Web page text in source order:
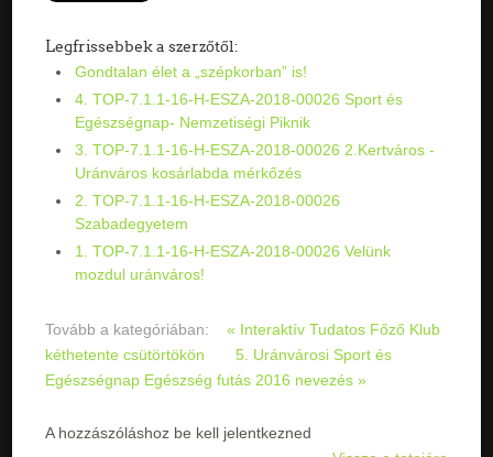
Legfrissebbek a szerzőtől:
Gondtalan élet a „szépkorban” is!
4. TOP-7.1.1-16-H-ESZA-2018-00026 Sport és
Egészségnap- Nemzetiségi Piknik
3. TOP-7.1.1-16-H-ESZA-2018-00026 2.Kertváros -
Uránváros kosárlabda mérkőzés
2. TOP-7.1.1-16-H-ESZA-2018-00026
Szabadegyetem
1. TOP-7.1.1-16-H-ESZA-2018-00026 Velünk
mozdul uránváros!
Tovább a kategóriában:
« Interaktív Tudatos Főző Klub
kéthetente csütörtökön
5. Uránvárosi Sport és
Egészségnap Egészség futás 2016 nevezés »
A hozzászóláshoz be kell jelentkezned